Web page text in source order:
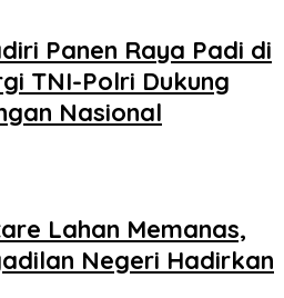
Panen Raya Padi di
TNI-Polri Dukung
Nasional
Lahan Memanas,
Negeri Hadirkan